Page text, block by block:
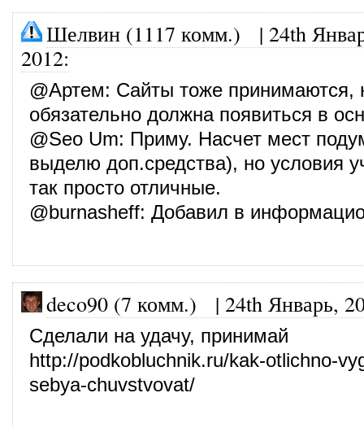
Шелвин (1117 комм.) | 24th
2012:
@Артем: Сайты тоже принимаются,
обязательно должна появиться в
@Seo Um: Приму. Насчет мест
выделю доп.средства), но условия
так просто отличные.
@burnasheff: Добавил в
deco90 (7 комм.) | 24th Январь,
Сделали на удачу, принимай
http://podkobluchnik.ru/kak-otlichno-
sebya-chuvstvovat/